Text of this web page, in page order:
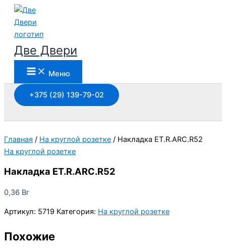
Перейти
содержимому
Две Двери
Меню
+375 (29) 139-79-02
Главная / На круглой розетке / Накладка ET.R.ARC.R52
На круглой розетке
Накладка ET.R.ARC.R52
0,36 Br
Артикул: 5719 Категория: На круглой розетке
Похожие